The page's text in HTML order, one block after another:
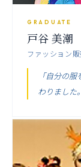
GRADUATE
戸谷 美潮
ファッション
「自分の
わりました